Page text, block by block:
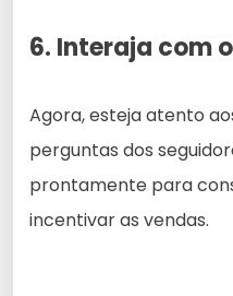
6. Interaja com
Agora, esteja atento
perguntas dos
prontamente para
incentivar as vendas.